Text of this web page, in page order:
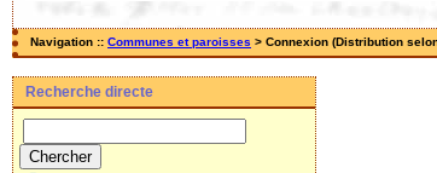
Navigation :: Communes et paroisses > Connexion (Distribution
Recherche directe